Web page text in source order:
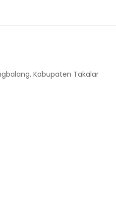
Kabupaten Takalar